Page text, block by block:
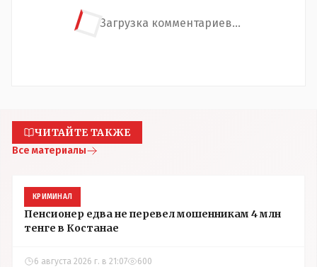
Загрузка комментариев...
ЧИТАЙТЕ ТАКЖЕ
Все материалы
КРИМИНАЛ
Пенсионер едва не перевел мошенникам 4 млн
тенге в Костанае
6 августа 2026 г. в 21:07 600